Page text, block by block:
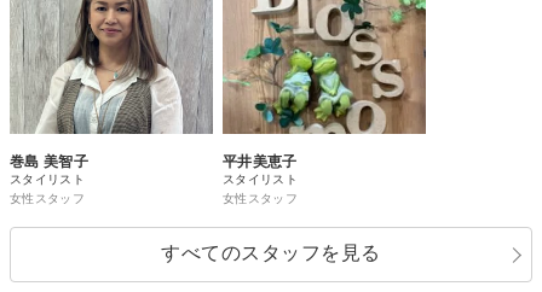
巻島 美智子
スタイリスト
女性スタッフ
平井美恵子
スタイリスト
女性スタッフ
すべてのスタッフを見る